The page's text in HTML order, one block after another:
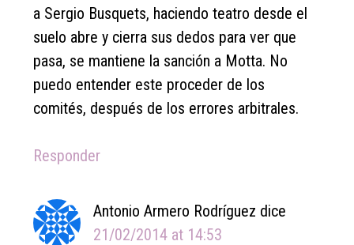
a Sergio Busquets, haciendo teatro desde el
suelo abre y cierra sus dedos para ver que
pasa, se mantiene la sanción a Motta. No
puedo entender este proceder de los
comités, después de los errores arbitrales.
Responder
Antonio Armero Rodríguez dice
21/02/2014 at 14:53